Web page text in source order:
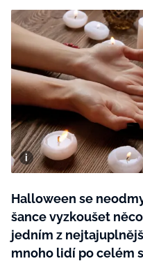
Životní styl
ZÁBAVA
Všechny kategorie
Testy a kvízy
BYDLENÍ
Všechny kategorie
Tvoření
Rady a tipy
Halloween se
šance vyzkoušet
jedním z
mnoho lidí po celém